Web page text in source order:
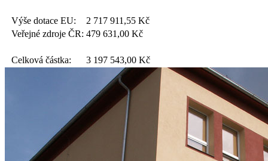
Výše dotace EU: 2 717 911,55 Kč
Veřejné zdroje ČR: 479 631,00 Kč
Celková částka: 3 197 543,00 Kč